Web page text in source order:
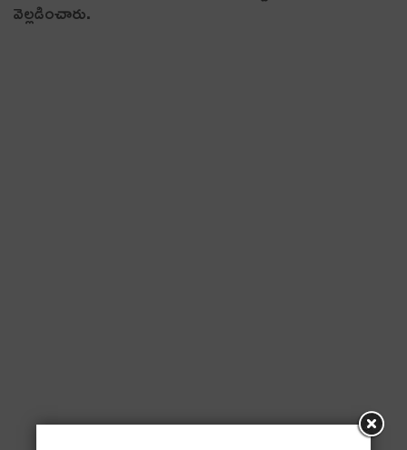
వెల్ల‌డించారు.